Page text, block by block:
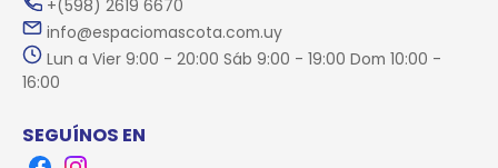
+(598) 2619 6670
info@espaciomascota.com.uy
Lun a Vier 9:00 - 20:00 Sáb 9:00 - 19:00 Dom 10:00 -
16:00
SEGUÍNOS EN